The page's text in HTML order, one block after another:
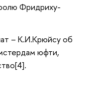
Фридриху-
– К.И.Крюйсу об
юфти,